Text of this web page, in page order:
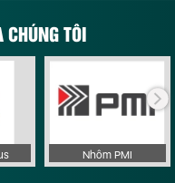
TÔI
Nhôm PMI